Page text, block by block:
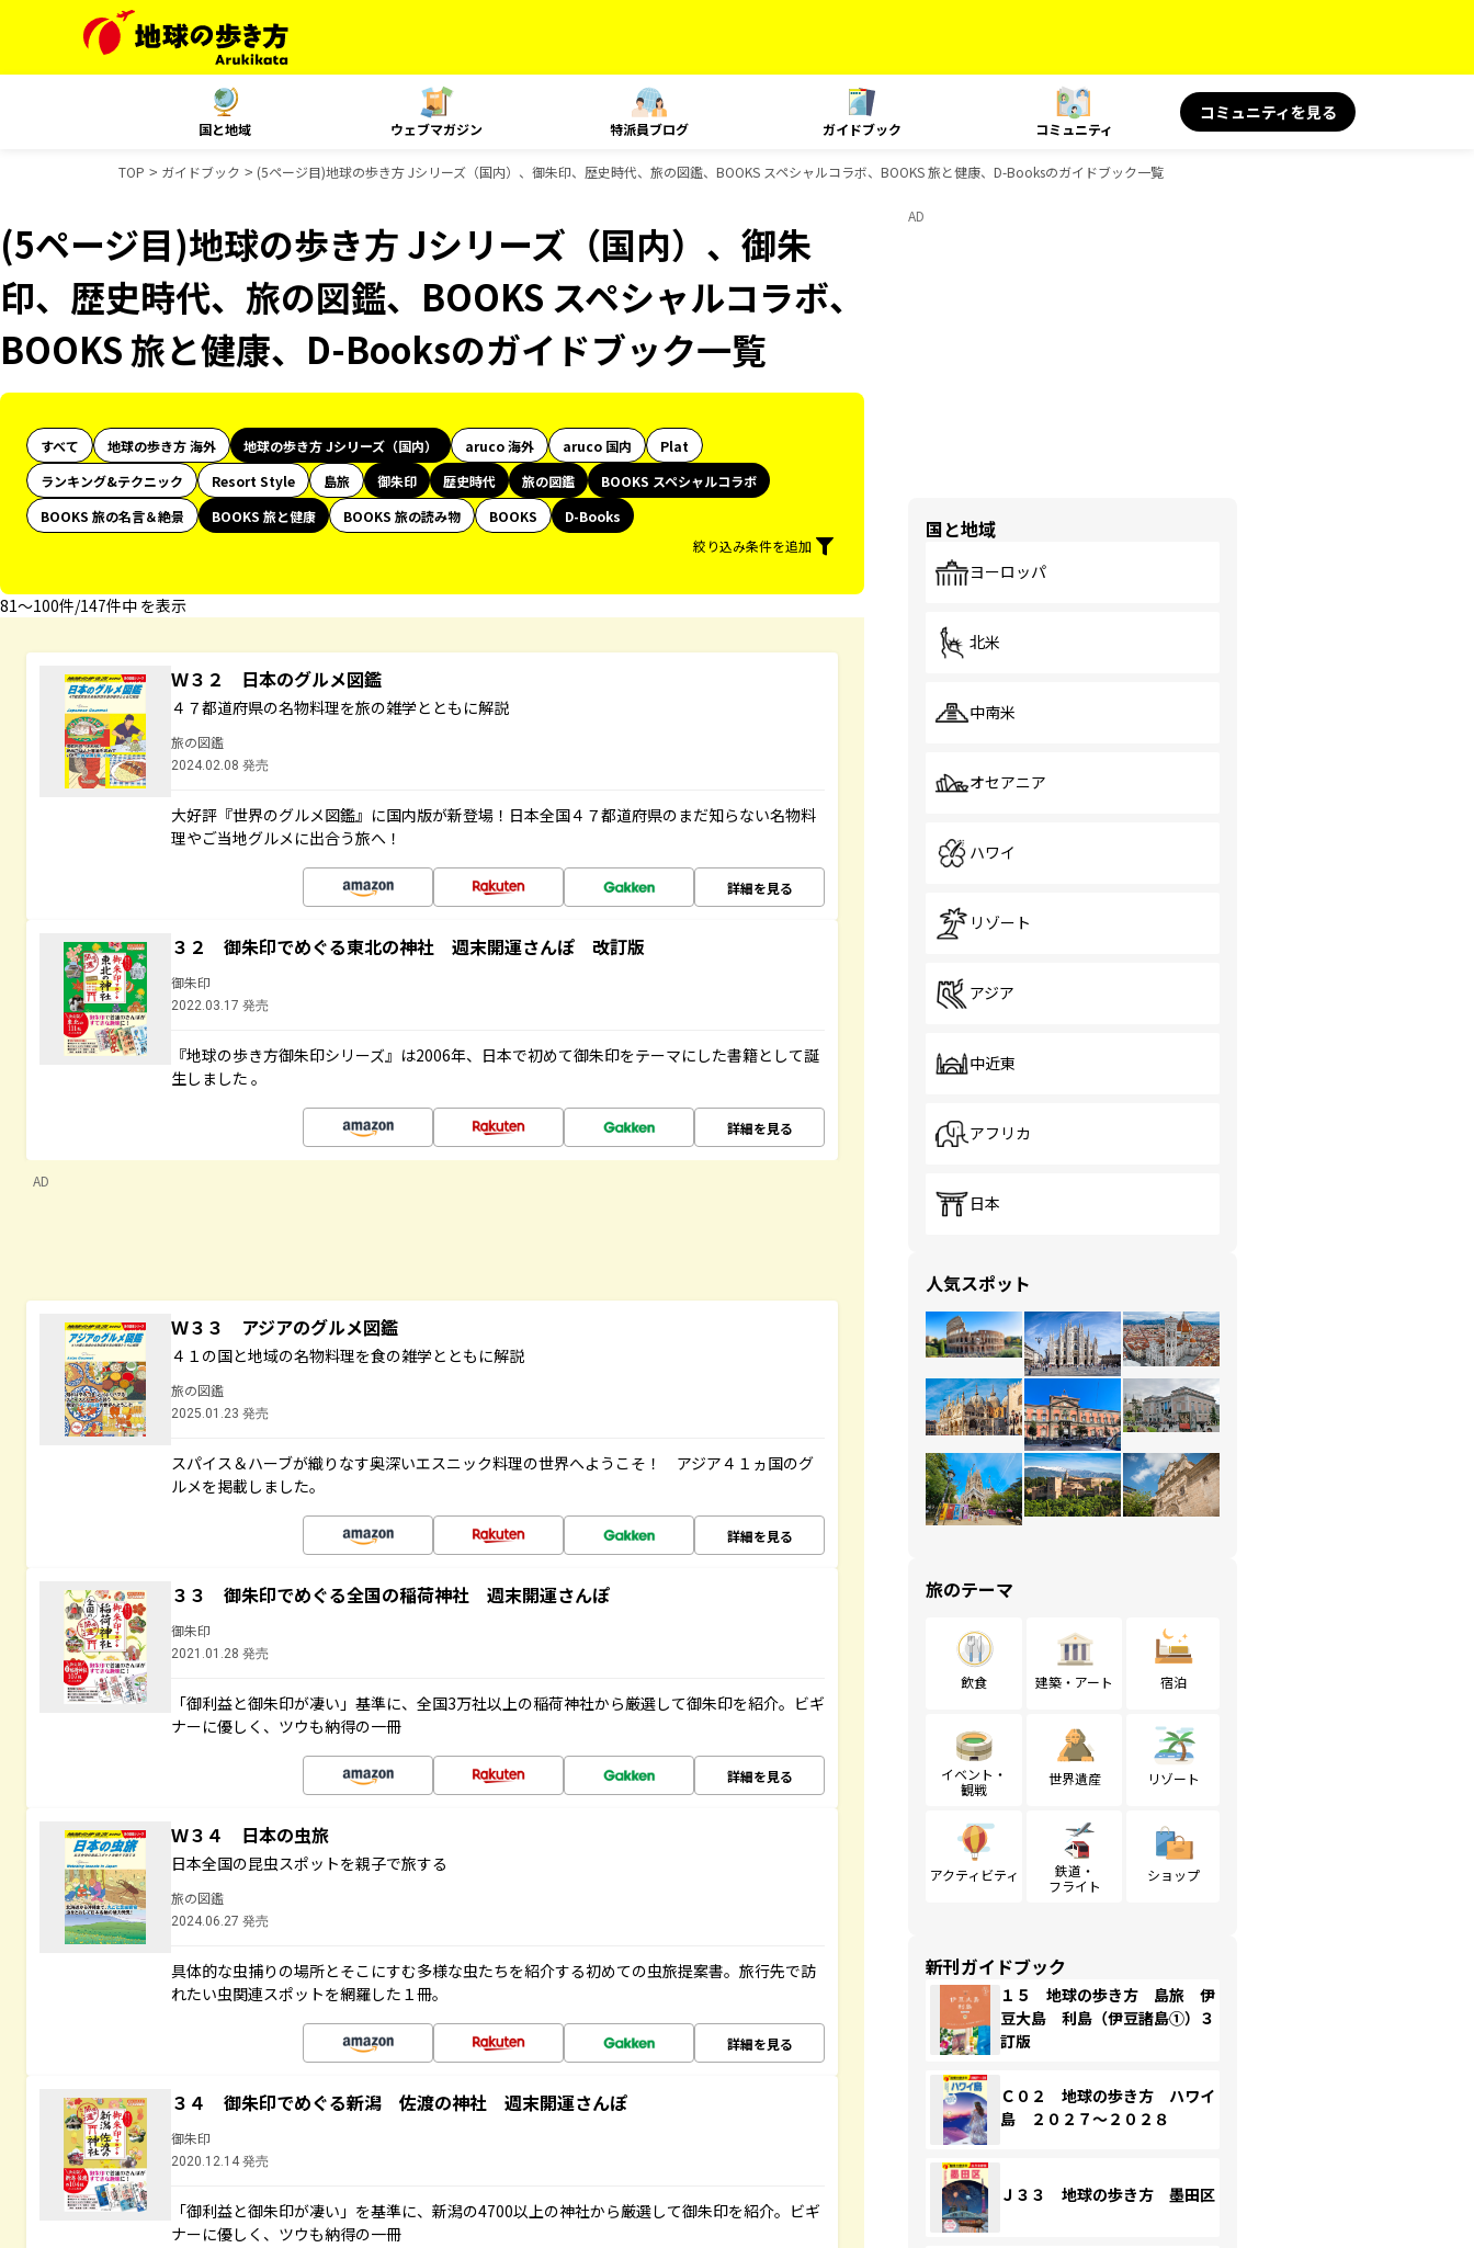
国と地域 ウェブマガジン 特派員ブログ ガイドブック コミュニティ
コミュニティを見る
TOP ガイドブック (5ページ目)地球の歩き方 Jシリーズ（国内）、御朱印、歴史時代、旅の図鑑、BOOKS スペシャルコラボ、BOOKS 旅と健康、D-Booksのガイドブック一覧
(5ページ目)地球の歩き方 Jシリーズ（国内）、御朱
印、歴史時代、旅の図鑑、BOOKS スペシャルコラボ、
BOOKS 旅と健康、D-Booksのガイドブック一覧
すべて 地球の歩き方 海外 地球の歩き方 Jシリーズ（国内） aruco 海外 aruco 国内
Plat
ランキング&テクニック
Resort Style 島旅 御朱印 歴史時代 旅の図鑑
BOOKS スペシャルコラボ
BOOKS 旅の名言＆絶景
BOOKS 旅と健康 BOOKS 旅の読み物 BOOKS
D-Books
絞り込み条件を追加
81〜100件/147件中 を表示
Ｗ３２ 日本のグルメ図鑑
４７都道府県の名物料理を旅の雑学とともに解説
旅の図鑑
2024.02.08 発売
大好評『世界のグルメ図鑑』に国内版が新登場！日本全国４７都道府県のまだ知らない名物料
理やご当地グルメに出合う旅へ！
詳細を見る
３２ 御朱印でめぐる東北の神社 週末開運さんぽ 改訂版
御朱印
2022.03.17 発売
『地球の歩き方御朱印シリーズ』は2006年、日本で初めて御朱印をテーマにした書籍として誕
生しました 。
詳細を見る
AD
Ｗ３３ アジアのグルメ図鑑
４１の国と地域の名物料理を食の雑学とともに解説
旅の図鑑
2025.01.23 発売
スパイス＆ハーブが織りなす奥深いエスニック料理の世界へようこそ！ アジア４１ヵ国のグ
ルメを掲載しました。
詳細を見る
３３ 御朱印でめぐる全国の稲荷神社 週末開運さんぽ
御朱印
2021.01.28 発売
「御利益と御朱印が凄い」基準に、全国3万社以上の稲荷神社から厳選して御朱印を紹介。ビギ
ナーに優しく、ツウも納得の一冊
詳細を見る
Ｗ３４ 日本の虫旅
日本全国の昆虫スポットを親子で旅する
旅の図鑑
2024.06.27 発売
具体的な虫捕りの場所とそこにすむ多様な虫たちを紹介する初めての虫旅提案書。旅行先で訪
れたい虫関連スポットを網羅した１冊。
詳細を見る
３４ 御朱印でめぐる新潟 佐渡の神社 週末開運さんぽ
御朱印
2020.12.14 発売
「御利益と御朱印が凄い」を基準に、新潟の4700以上の神社から厳選して御朱印を紹介。ビギ
ナーに優しく、ツウも納得の一冊
AD
国と地域
ヨーロッパ
北米
中南米
オセアニア
ハワイ
リゾート
アジア
中近東
アフリカ
日本
人気スポット
旅のテーマ
飲食 建築・アート 宿泊
イベント・
観戦
世界遺産 リゾート
アクティビティ
鉄道・
フライト
ショップ
新刊ガイドブック
１５ 地球の歩き方 島旅 伊
豆大島 利島（伊豆諸島①）３
訂版
Ｃ０２ 地球の歩き方 ハワイ
島 ２０２７～２０２８
Ｊ３３ 地球の歩き方 墨田区